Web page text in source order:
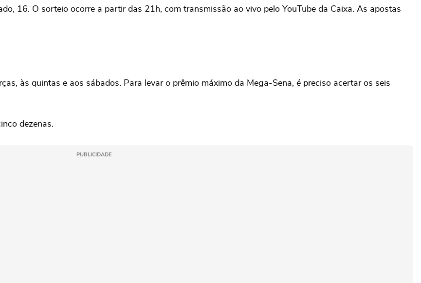
16. O sorteio ocorre a partir das 21h, com transmissão ao vivo pelo YouTube da Caixa. As apostas
às quintas e aos sábados. Para levar o prêmio máximo da Mega-Sena, é preciso acertar os seis
dezenas.
PUBLICIDADE